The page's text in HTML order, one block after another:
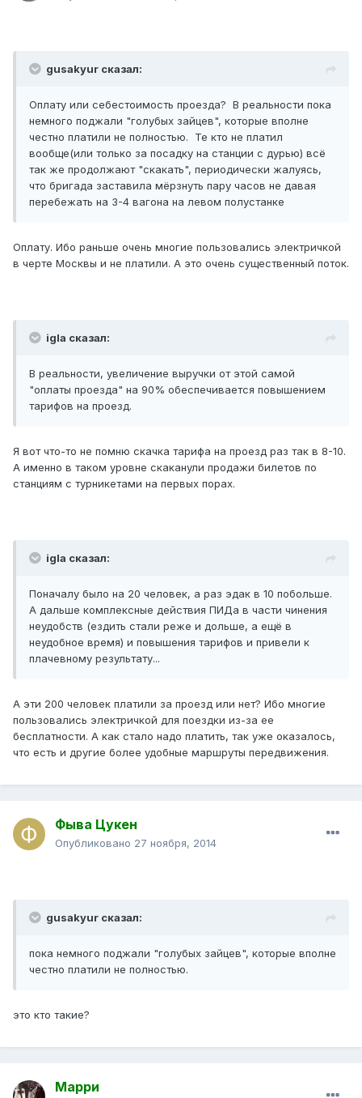
gusakyur сказал:
Оплату или себестоимость проезда? В реальности пока
немного поджали "голубых зайцев", которые вполне
честно платили не полностью. Те кто не платил
вообще(или только за посадку на станции с дурью) всё
так же продолжают "скакать", периодически жалуясь,
что бригада заставила мёрзнуть пару часов не давая
перебежать на 3-4 вагона на левом полустанке
Оплату. Ибо раньше очень многие пользовались электричкой
в черте Москвы и не платили. А это очень существенный поток.
igla сказал:
В реальности, увеличение выручки от этой самой
"оплаты проезда" на 90% обеспечивается повышением
тарифов на проезд.
Я вот что-то не помню скачка тарифа на проезд раз так в 8-10.
А именно в таком уровне скаканули продажи билетов по
станциям с турникетами на первых порах.
igla сказал:
Поначалу было на 20 человек, а раз эдак в 10 побольше.
А дальше комплексные действия ПИДа в части чинения
неудобств (ездить стали реже и дольше, а ещё в
неудобное время) и повышения тарифов и привели к
плачевному результату...
А эти 200 человек платили за проезд или нет? Ибо многие
пользовались электричкой для поездки из-за ее
бесплатности. А как стало надо платить, так уже оказалось,
что есть и другие более удобные маршруты передвижения.
Фыва Цукен
Опубликовано 27 ноября, 2014
gusakyur сказал:
пока немного поджали "голубых зайцев", которые вполне
честно платили не полностью.
это кто такие?
Марри